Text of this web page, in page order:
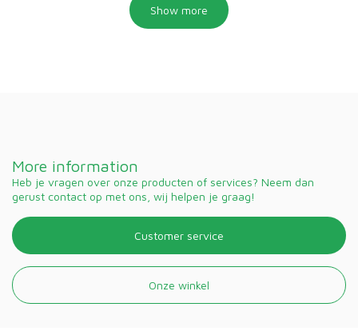
Show more
More information
Heb je vragen over onze producten of services? Neem dan
gerust contact op met ons, wij helpen je graag!
Customer service
Onze winkel